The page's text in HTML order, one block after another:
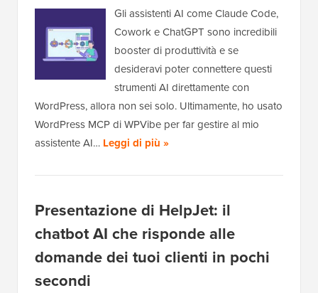
Gli assistenti AI come Claude Code,
Cowork e ChatGPT sono incredibili
booster di produttività e se
desideravi poter connettere questi
strumenti AI direttamente con
WordPress, allora non sei solo. Ultimamente, ho usato
WordPress MCP di WPVibe per far gestire al mio
assistente AI… Leggi di più »
Presentazione di HelpJet: il
chatbot AI che risponde alle
domande dei tuoi clienti in pochi
secondi